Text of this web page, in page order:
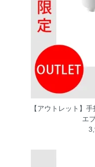
【アウトレット】
エ